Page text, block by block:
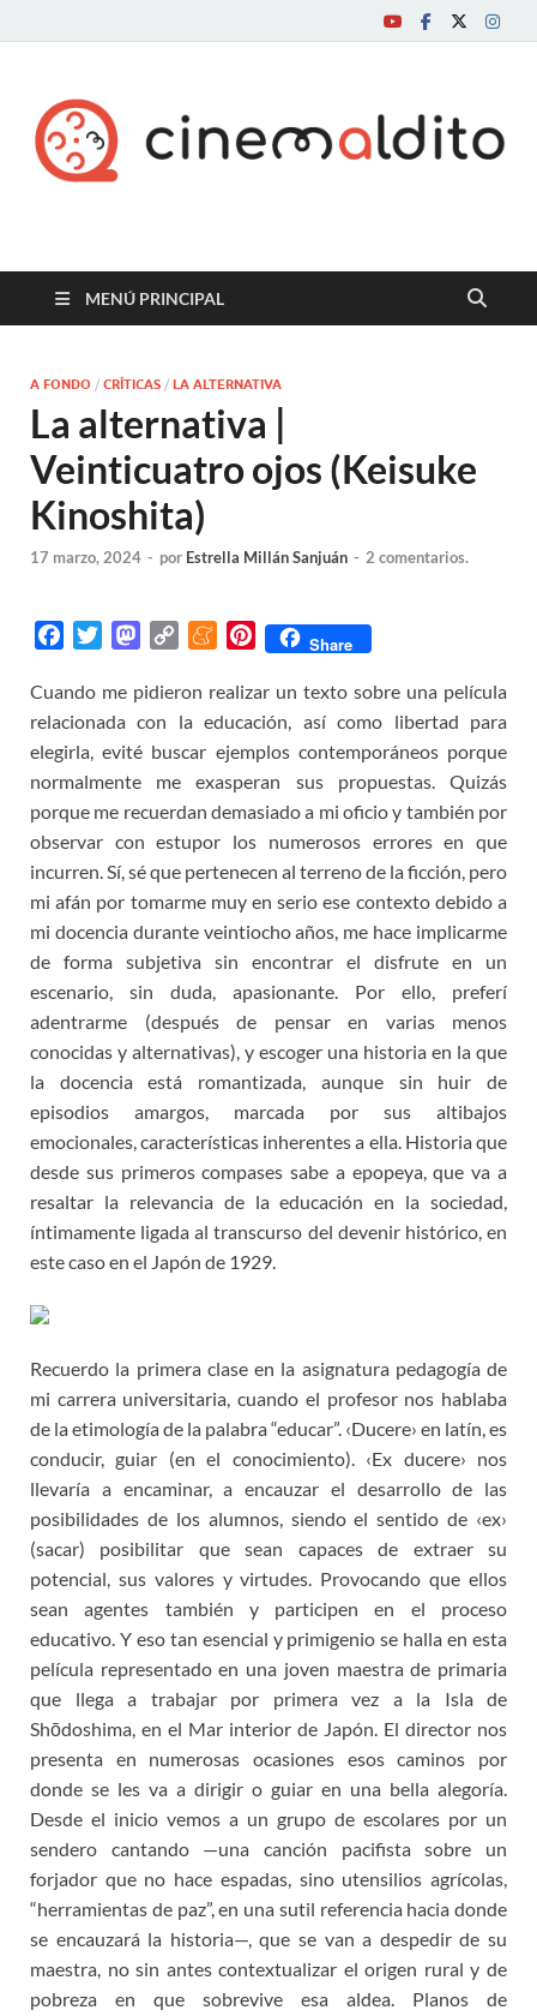
Cine maldito
MENÚ PRINCIPAL
A FONDO / CRÍTICAS / LA ALTERNATIVA
La alternativa |
Veinticuatro ojos (Keisuke
Kinoshita)
17 marzo, 2024 - por Estrella Millán Sanjuán - 2 comentarios.
c
e
b
o
o
k
i
t
t
e
r
M
s
t
o
d
o
n
p
y
L
i
n
k
M
n
e
a
m
e
P
n
t
e
r
e
t
Share
Cuando me pidieron realizar un texto sobre una película
relacionada con la educación, así como libertad para
elegirla, evité buscar ejemplos contemporáneos porque
normalmente me exasperan sus propuestas. Quizás
porque me recuerdan demasiado a mi oficio y también por
observar con estupor los numerosos errores en que
incurren. Sí, sé que pertenecen al terreno de la ficción, pero
mi afán por tomarme muy en serio ese contexto debido a
mi docencia durante veintiocho años, me hace implicarme
de forma subjetiva sin encontrar el disfrute en un
escenario, sin duda, apasionante. Por ello, preferí
adentrarme (después de pensar en varias menos
conocidas y alternativas), y escoger una historia en la que
la docencia está romantizada, aunque sin huir de
episodios amargos, marcada por sus altibajos
emocionales, características inherentes a ella. Historia que
desde sus primeros compases sabe a epopeya, que va a
resaltar la relevancia de la educación en la sociedad,
íntimamente ligada al transcurso del devenir histórico, en
este caso en el Japón de 1929.
Recuerdo la primera clase en la asignatura pedagogía de
mi carrera universitaria, cuando el profesor nos hablaba
de la etimología de la palabra “educar”. ‹Ducere› en latín, es
conducir, guiar (en el conocimiento). ‹Ex ducere› nos
llevaría a encaminar, a encauzar el desarrollo de las
posibilidades de los alumnos, siendo el sentido de ‹ex›
(sacar) posibilitar que sean capaces de extraer su
potencial, sus valores y virtudes. Provocando que ellos
sean agentes también y participen en el proceso
educativo. Y eso tan esencial y primigenio se halla en esta
película representado en una joven maestra de primaria
que llega a trabajar por primera vez a la Isla de
Shōdoshima, en el Mar interior de Japón. El director nos
presenta en numerosas ocasiones esos caminos por
donde se les va a dirigir o guiar en una bella alegoría.
Desde el inicio vemos a un grupo de escolares por un
sendero cantando —una canción pacifista sobre un
forjador que no hace espadas, sino utensilios agrícolas,
“herramientas de paz”, en una sutil referencia hacia donde
se encauzará la historia—, que se van a despedir de su
maestra, no sin antes contextualizar el origen rural y de
pobreza en que sobrevive esa aldea. Planos de